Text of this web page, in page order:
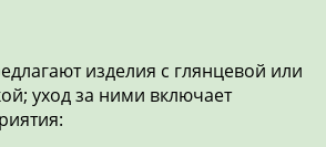
изделия с глянцевой или
уход за ними включает